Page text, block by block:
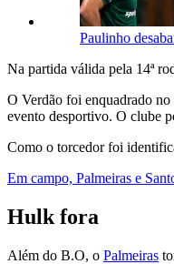
Paulinho
Na partida válida pela 14ª
O Verdão foi enquadrado
evento desportivo. O clube
Como o torcedor foi
Em campo, Palmeiras e
Hulk fora
Além do B.O, o Palmeiras